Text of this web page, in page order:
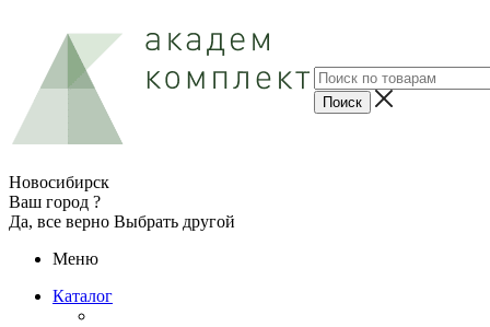
Новосибирск
Ваш город ?
Да, все верно Выбрать другой
Меню
Каталог